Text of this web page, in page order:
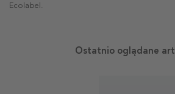
Ecolabel.
Ostatnio oglądane